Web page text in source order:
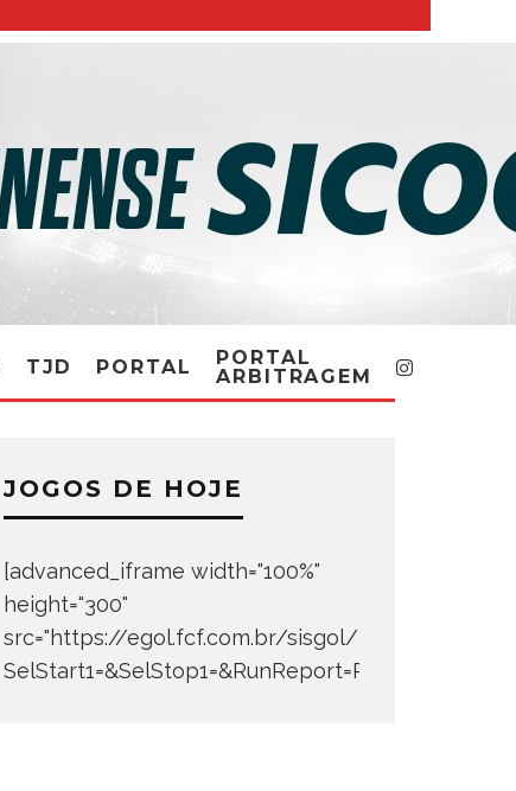
TJD PORTAL
PORTAL
ARBITRAGEM
JOGOS DE HOJE
[advanced_iframe width="100%"
height="300"
src="https://egol.fcf.com.br/sisgol/
SelStart1=&SelStop1=&RunReport=Run+Report"]